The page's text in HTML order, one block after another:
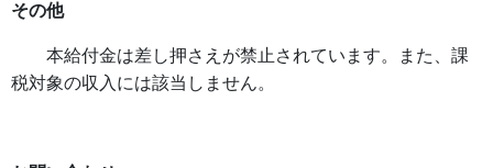
その他
本給付金は差し押さえが禁止されています。また、課
税対象の収入には該当しません。